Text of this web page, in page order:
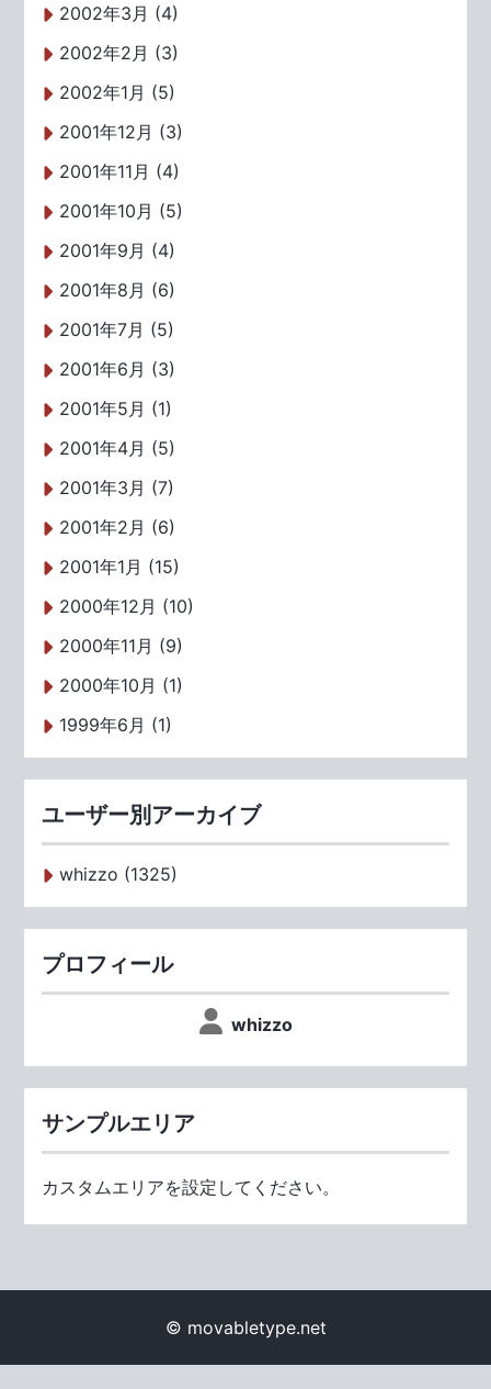
2002年3月 (4)
2002年2月 (3)
2002年1月 (5)
2001年12月 (3)
2001年11月 (4)
2001年10月 (5)
2001年9月 (4)
2001年8月 (6)
2001年7月 (5)
2001年6月 (3)
2001年5月 (1)
2001年4月 (5)
2001年3月 (7)
2001年2月 (6)
2001年1月 (15)
2000年12月 (10)
2000年11月 (9)
2000年10月 (1)
1999年6月 (1)
ユーザー別アーカイブ
whizzo (1325)
プロフィール
whizzo
サンプルエリア
カスタムエリアを設定してください。
© movabletype.net